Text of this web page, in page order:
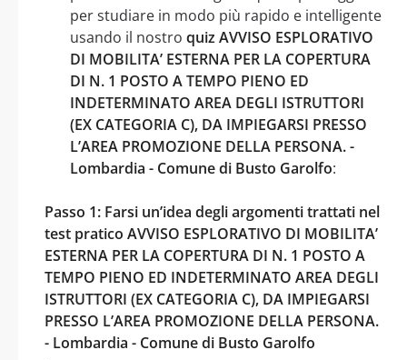
per studiare in modo più rapido e intelligente
usando il nostro quiz AVVISO ESPLORATIVO
DI MOBILITA’ ESTERNA PER LA COPERTURA
DI N. 1 POSTO A TEMPO PIENO ED
INDETERMINATO AREA DEGLI ISTRUTTORI
(EX CATEGORIA C), DA IMPIEGARSI PRESSO
L’AREA PROMOZIONE DELLA PERSONA. -
Lombardia - Comune di Busto Garolfo:
Passo 1: Farsi un’idea degli argomenti trattati nel
test pratico AVVISO ESPLORATIVO DI MOBILITA’
ESTERNA PER LA COPERTURA DI N. 1 POSTO A
TEMPO PIENO ED INDETERMINATO AREA DEGLI
ISTRUTTORI (EX CATEGORIA C), DA IMPIEGARSI
PRESSO L’AREA PROMOZIONE DELLA PERSONA.
- Lombardia - Comune di Busto Garolfo